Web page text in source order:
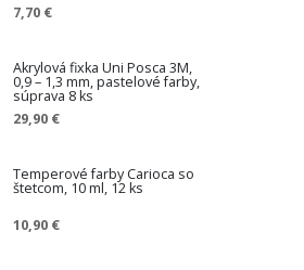
7,70 €
Akrylová fixka Uni Posca 3M,
0,9 – 1,3 mm, pastelové farby,
súprava 8 ks
29,90 €
Temperové farby Carioca so
štetcom, 10 ml, 12 ks
10,90 €